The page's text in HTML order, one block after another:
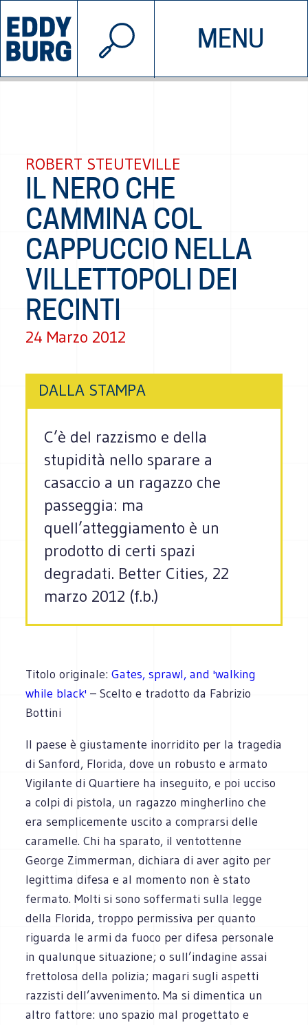
MENU
INIZIATIVE CHI SIAMO
© 2026 EDDYBURG
ROBERT STEUTEVILLE
IL NERO CHE
CAMMINA COL
CAPPUCCIO NELLA
VILLETTOPOLI DEI
RECINTI
24 Marzo 2012
DALLA STAMPA
C’è del razzismo e della
stupidità nello sparare a
casaccio a un ragazzo che
passeggia: ma
quell’atteggiamento è un
prodotto di certi spazi
degradati. Better Cities, 22
marzo 2012 (f.b.)
Titolo originale:Gates, sprawl, and 'walking
while black' – Scelto e tradotto da Fabrizio
Bottini
Il paese è giustamente inorridito per la tragedia
di Sanford, Florida, dove un robusto e armato
Vigilante di Quartiere ha inseguito, e poi ucciso
a colpi di pistola, un ragazzo mingherlino che
era semplicemente uscito a comprarsi delle
caramelle. Chi ha sparato, il ventottenne
George Zimmerman, dichiara di aver agito per
legittima difesa e al momento non è stato
fermato. Molti si sono soffermati sulla legge
della Florida, troppo permissiva per quanto
riguarda le armi da fuoco per difesa personale
in qualunque situazione; o sull’indagine assai
frettolosa della polizia; magari sugli aspetti
razzisti dell’avvenimento. Ma si dimentica un
altro fattore: uno spazio mal progettato e